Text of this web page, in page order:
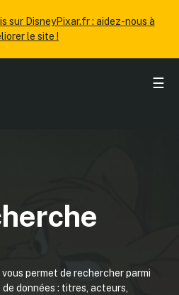
sur DisneyPixar.fr : aidez-nous à
le site !
☰
permet de rechercher parmi
données : titres, acteurs,